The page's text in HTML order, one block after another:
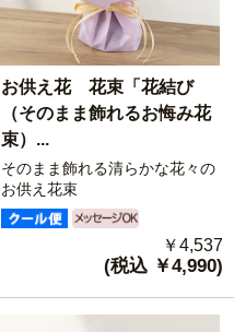
お供え花 花束「花結び
（そのまま飾れるお悔み花
束）...
そのまま飾れる清らかな花々の
お供え花束
￥4,537
(税込 ￥4,990)